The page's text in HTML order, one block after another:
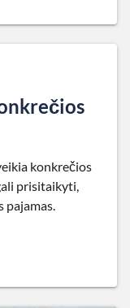
konkrečios
prisitaikyti,